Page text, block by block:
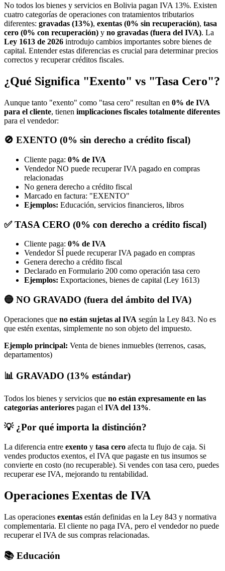
No todos los bienes y servicios en Bolivia pagan IVA 13%. Existen
cuatro categorías de operaciones con tratamientos tributarios
diferentes: gravadas (13%), exentas (0% sin recuperación), tasa
cero (0% con recuperación) y no gravadas (fuera del IVA). La
Ley 1613 de 2026 introdujo cambios importantes sobre bienes de
capital. Entender estas diferencias es crucial para determinar precios
correctos y recuperar créditos fiscales.
¿Qué Significa "Exento" vs "Tasa Cero"?
Aunque tanto "exento" como "tasa cero" resultan en 0% de IVA
para el cliente, tienen implicaciones fiscales totalmente diferentes
para el vendedor:
🚫 EXENTO (0% sin derecho a crédito fiscal)
Cliente paga: 0% de IVA
Vendedor NO puede recuperar IVA pagado en compras
relacionadas
No genera derecho a crédito fiscal
Marcado en factura: "EXENTO"
Ejemplos: Educación, servicios financieros, libros
✅ TASA CERO (0% con derecho a crédito fiscal)
Cliente paga: 0% de IVA
Vendedor SÍ puede recuperar IVA pagado en compras
Genera derecho a crédito fiscal
Declarado en Formulario 200 como operación tasa cero
Ejemplos: Exportaciones, bienes de capital (Ley 1613)
🔵 NO GRAVADO (fuera del ámbito del IVA)
Operaciones que no están sujetas al IVA según la Ley 843. No es
que estén exentas, simplemente no son objeto del impuesto.
Ejemplo principal: Venta de bienes inmuebles (terrenos, casas,
departamentos)
📊 GRAVADO (13% estándar)
Todos los bienes y servicios que no están expresamente en las
categorías anteriores pagan el IVA del 13%.
💡 ¿Por qué importa la distinción?
La diferencia entre exento y tasa cero afecta tu flujo de caja. Si
vendes productos exentos, el IVA que pagaste en tus insumos se
convierte en costo (no recuperable). Si vendes con tasa cero, puedes
recuperar ese IVA, mejorando tu rentabilidad.
Operaciones Exentas de IVA
Las operaciones exentas están definidas en la Ley 843 y normativa
complementaria. El cliente no paga IVA, pero el vendedor no puede
recuperar el IVA de sus compras relacionadas.
📚 Educación